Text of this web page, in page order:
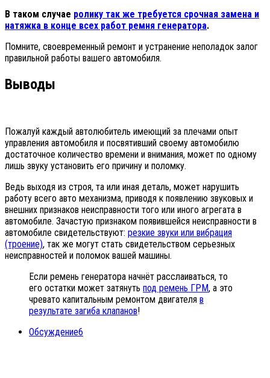
В таком случае ролику так же требуется срочная замена и
натяжка в конце всех работ ремня генератора.
Помните, своевременный ремонт и устранение неполадок залог
правильной работы вашего автомобиля.
Выводы
Пожалуй каждый автолюбитель имеющий за плечами опыт
управления автомобиля и посвятивший своему автомобилю
достаточное количество времени и внимания, может по одному
лишь звуку установить его причину и поломку.
Ведь выходя из строя, та или иная деталь, может нарушить
работу всего авто механизма, приводя к появлению звуковых и
внешних признаков неисправности того или иного агрегата в
автомобиле. Зачастую признаком появившейся неисправности в
автомобиле свидетельствуют: резкие звуки или вибрация
(троение), так же могут стать свидетельством серьезных
неисправностей и поломок вашей машины.
Если ремень генератора начнёт расслаиваться, то
его остатки может затянуть под ремень ГРМ, а это
чревато капитальным ремонтом двигателя в
результате загиба клапанов!
Обсуждение6